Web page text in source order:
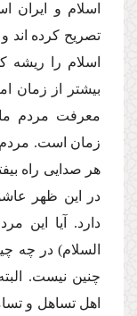
اسلام و ایران
تصریح كرده اند
اسلام را ریشه
بیشتر از زمان
معرفت مردم
زمان است. مردم
هر صدایى راه
در این ظهر
دارد. آیا این
السلام) در چه
چنین نیست.
اهل تساهل و